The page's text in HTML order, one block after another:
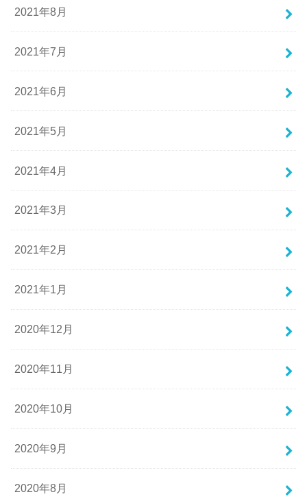
2021年8月
2021年7月
2021年6月
2021年5月
2021年4月
2021年3月
2021年2月
2021年1月
2020年12月
2020年11月
2020年10月
2020年9月
2020年8月